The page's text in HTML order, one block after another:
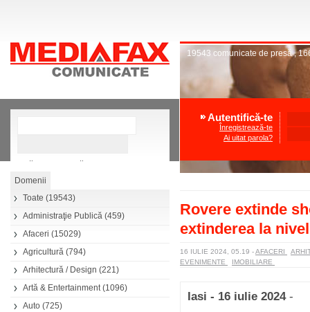
Căutare avansată
Toate (19543)
Administraţie Publică (459)
Afaceri (15029)
Agricultură (794)
Arhitectură / Design (221)
Artă & Entertainment(1096)
Auto (725)
19543 comunicate de presă,
Autentifică-te
Înregistrează-te
Ai uitat parola?
Rovere extinde
extinderea la
16 IULIE 2024, 05.19 -AFACERI
EVENIMENTE
IMOBILIARE
Iasi - 16 iulie 2024 -